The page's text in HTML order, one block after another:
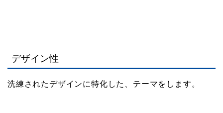
デザイン性
洗練されたデザインに特化した、テーマをします。